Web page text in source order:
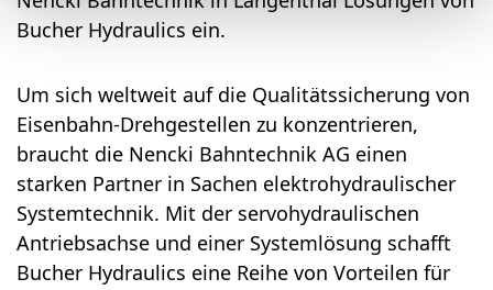
Bucher Hydraulics ein.
Um sich weltweit auf die Qualitätssicherung von
Eisenbahn-Drehgestellen zu konzentrieren,
braucht die Nencki Bahntechnik AG einen
starken Partner in Sachen elektrohydraulischer
Systemtechnik. Mit der servohydraulischen
Antriebsachse und einer Systemlösung schafft
Bucher Hydraulics eine Reihe von Vorteilen für